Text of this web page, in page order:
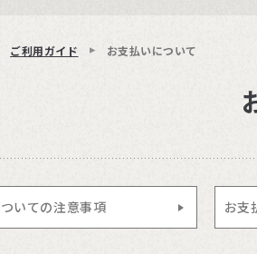
ご利用ガイド お支払いについて
いての注意事項 お支